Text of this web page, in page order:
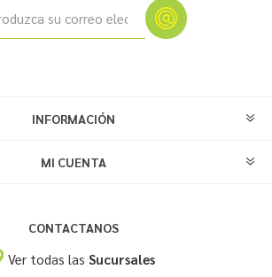
INFORMACIÓN
MI CUENTA
CONTACTANOS
Ver todas lasSucursales